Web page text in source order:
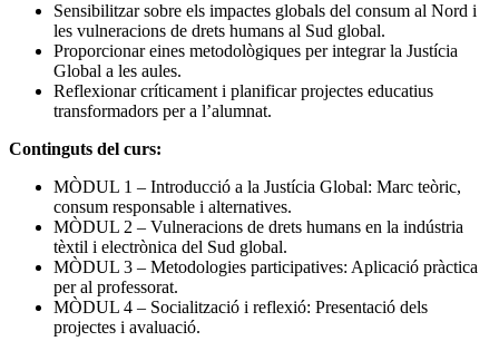
Sensibilitzar sobre els impactes globals del consum al Nord i
les vulneracions de drets humans al Sud global.
Proporcionar eines metodològiques per integrar la Justícia
Global a les aules.
Reflexionar críticament i planificar projectes educatius
transformadors per a l’alumnat.
Continguts del curs:
MÒDUL 1 – Introducció a la Justícia Global: Marc teòric,
consum responsable i alternatives.
MÒDUL 2 – Vulneracions de drets humans en la indústria
tèxtil i electrònica del Sud global.
MÒDUL 3 – Metodologies participatives: Aplicació pràctica
per al professorat.
MÒDUL 4 – Socialització i reflexió: Presentació dels
projectes i avaluació.